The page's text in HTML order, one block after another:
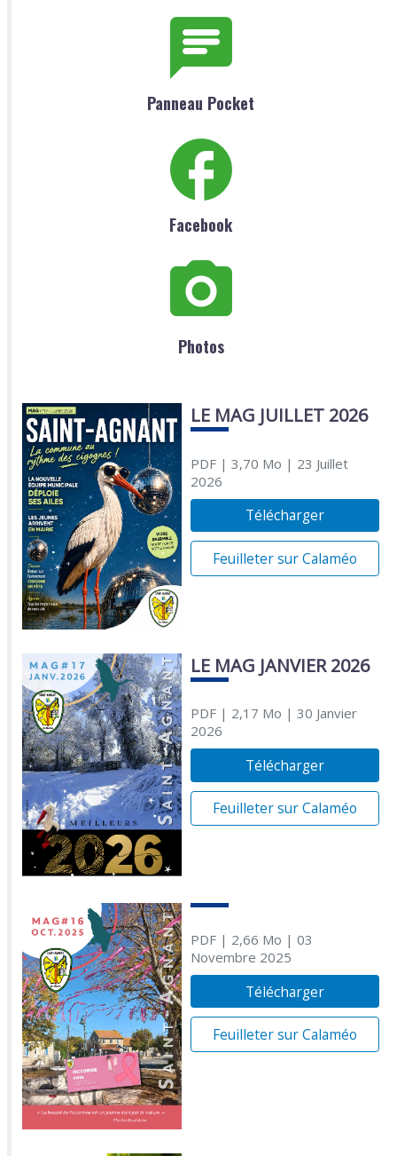
Panneau Pocket
Facebook
Photos
LE MAG JUILLET 2026
PDF| 3,70 Mo | 23 Juillet
2026
Télécharger
Feuilleter sur Calaméo
LE MAG JANVIER 2026
PDF| 2,17 Mo | 30 Janvier
2026
Télécharger
Feuilleter sur Calaméo
PDF| 2,66 Mo | 03
Novembre 2025
Télécharger
Feuilleter sur Calaméo